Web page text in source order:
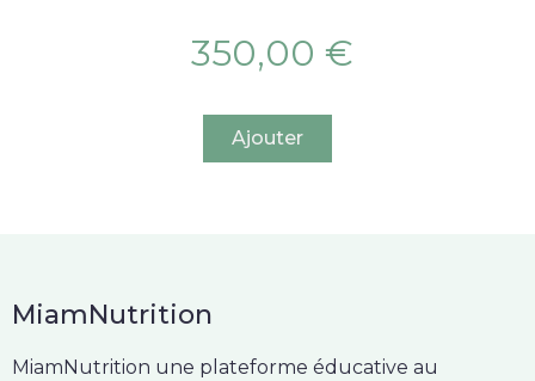
350,00 €
Ajouter
MiamNutrition
MiamNutrition une plateforme éducative au